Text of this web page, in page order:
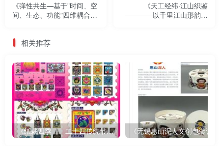
《弹性共生—基于"时间、空
间、生态、功能"四维耦合的
年度奖优秀作品展
《天工经纬·江山织鉴
————以千里江山形韵展
相关推荐
《纸裁四季——二十四传统节气文创设计》 《无锡惠山泥人文创包装设